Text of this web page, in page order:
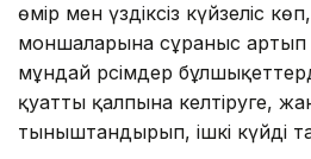
өмір мен үздіксіз күйзеліс
моншаларына сұраныс артып
мұндай рәсімдер
қуатты қалпына келтіруге,
тыныштандырып, ішкі күйді